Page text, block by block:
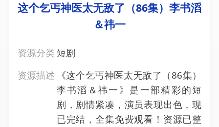
这个乞丐神医太无敌了（86集）李书滔
＆祎一
资源分类 短剧
资源描述
《这个乞丐神医太无敌了（86集）
李书滔＆祎一》是一部精彩的短
剧，剧情紧凑，演员表现出色，现
已完结，全集免费观看！资源已整